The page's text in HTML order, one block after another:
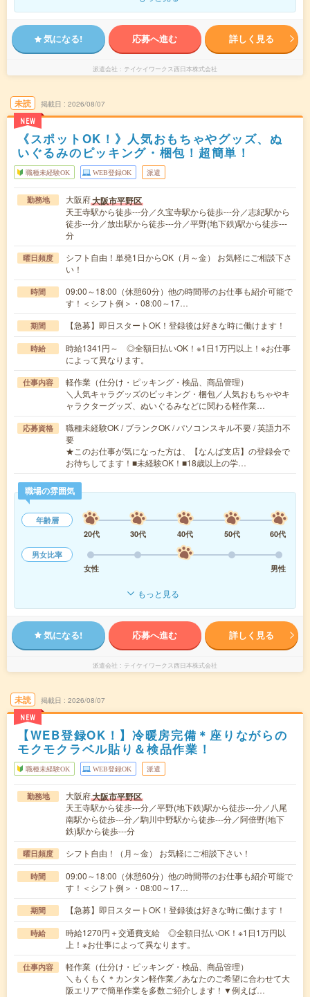
気になる! 応募へ進む 詳しく見る
派遣会社 テイケイワークス西日本株式会社
未読
NEW
掲載日 2026/08/07
《スポットOK！》人気おもちゃやグッズ、ぬ
いぐるみのピッキング・梱包！超簡単！
職種未経験OK WEB登録OK 派遣
勤務地 大阪府大阪市平野区
天王寺駅から徒歩---分／久宝寺駅から徒歩---分／志紀駅から
徒歩---分／放出駅から徒歩---分／平野(地下鉄)駅から徒歩---
分
曜日頻度
シフト自由！単発1日からOK（月～金） お気軽にご相談下さ
い！
時間
09:00～18:00（休憩60分）他の時間帯のお仕事も紹介可能で
す！＜シフト例＞・08:00～17…
期間 【急募】即日スタートOK！登録後は好きな時に働けます！
時給
時給1341円～ ◎全額日払いOK！※1日1万円以上！※お仕事
によって異なります。
仕事内容
軽作業（仕分け・ピッキング・検品、商品管理）
＼人気キャラグッズのピッキング・梱包／人気おもちゃやキ
ャラクターグッズ、ぬいぐるみなどに関わる軽作業…
応募資格
職種未経験OK / ブランクOK / パソコンスキル不要 / 英語力不
要
★このお仕事が気になった方は、【なんば支店】の登録会で
お待ちしてます！■未経験OK！■18歳以上の学…
職場の雰囲気
年齢層
20代
30代 40代 50代
60代
男女比率
女性
男性
もっと見る
気になる! 応募へ進む 詳しく見る
派遣会社 テイケイワークス西日本株式会社
未読
NEW
掲載日 2026/08/07
【WEB登録OK！】冷暖房完備＊座りながらの
モクモクラベル貼り＆検品作業！
職種未経験OK WEB登録OK 派遣
勤務地 大阪府大阪市平野区
天王寺駅から徒歩---分／平野(地下鉄)駅から徒歩---分／八尾
南駅から徒歩---分／駒川中野駅から徒歩---分／阿倍野(地下
鉄)駅から徒歩---分
曜日頻度 シフト自由！（月～金） お気軽にご相談下さい！
時間
09:00～18:00（休憩60分）他の時間帯のお仕事も紹介可能で
す！＜シフト例＞・08:00～17…
期間 【急募】即日スタートOK！登録後は好きな時に働けます！
時給
時給1270円＋交通費支給 ◎全額日払いOK！※1日1万円以
上！※お仕事によって異なります。
仕事内容
軽作業（仕分け・ピッキング・検品、商品管理）
＼もくもく＊カンタン軽作業／あなたのご希望に合わせて大
阪エリアで簡単作業を多数ご紹介します！▼例えば…